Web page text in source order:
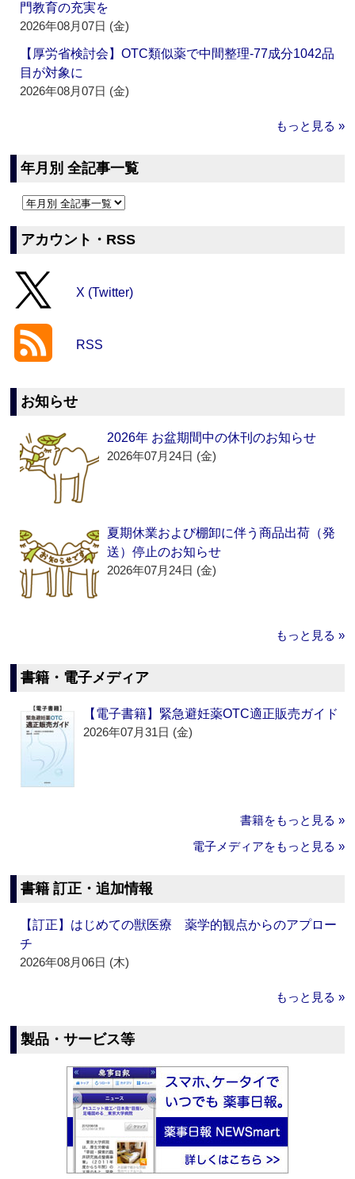
門教育の充実を
2026年08月07日 (金)
【厚労省検討会】OTC類似薬で中間整理‐77成分1042品
目が対象に
2026年08月07日 (金)
もっと見る »
年月別 全記事一覧
アカウント・RSS
X (Twitter)
RSS
お知らせ
2026年 お盆期間中の休刊のお知らせ
2026年07月24日 (金)
夏期休業および棚卸に伴う商品出荷（発
送）停止のお知らせ
2026年07月24日 (金)
もっと見る »
書籍・電子メディア
【電子書籍】緊急避妊薬OTC適正販売ガイド
2026年07月31日 (金)
書籍をもっと見る »
電子メディアをもっと見る »
書籍 訂正・追加情報
【訂正】はじめての獣医療 薬学的観点からのアプロー
チ
2026年08月06日 (木)
もっと見る »
製品・サービス等